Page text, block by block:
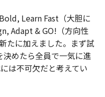
Learn Fast（大胆に
Adapt & GO!（方向性
たに加えました。まず試
決めたら全員で一気に進
は不可欠だと考えてい